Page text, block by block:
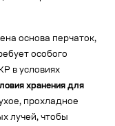
основа перчаток,
особого
в условиях
хранения для
прохладное
лучей, чтобы